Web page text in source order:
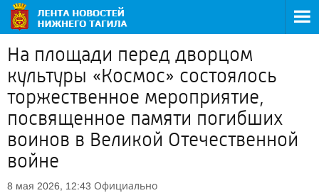
На площади перед дворцом
культуры «Космос» состоялось
торжественное мероприятие,
посвященное памяти погибших
воинов в Великой Отечественной
войне
8 мая 2026, 12:43 Официально